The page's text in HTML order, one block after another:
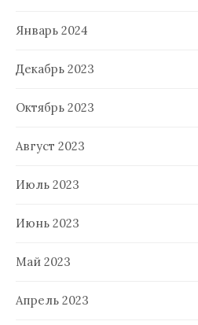
Январь 2024
Декабрь 2023
Октябрь 2023
Август 2023
Июль 2023
Июнь 2023
Май 2023
Апрель 2023